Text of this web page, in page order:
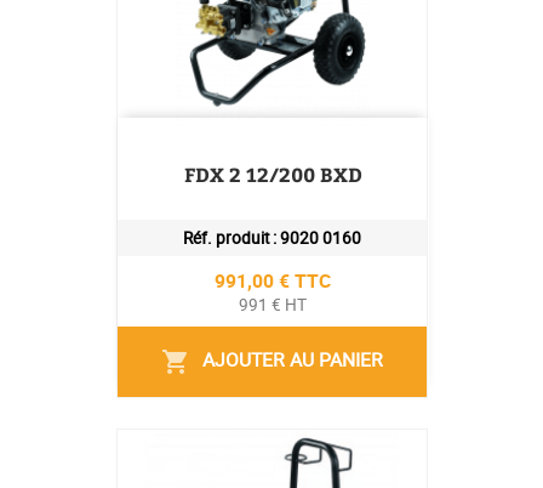
FDX 2 12/200 BXD
Réf. produit :9020 0160
Prix
991,00 € TTC
991 € HT
shopping_cart AJOUTER AU PANIER